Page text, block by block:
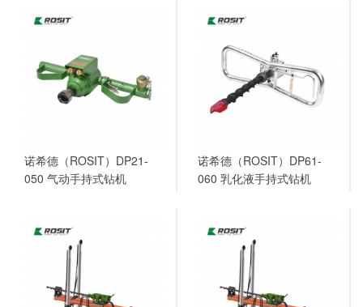
诺希德（ROSIT）DP21-
050 气动手持式钻机
诺希德（ROSIT）DP61-
060 乳化液手持式钻机